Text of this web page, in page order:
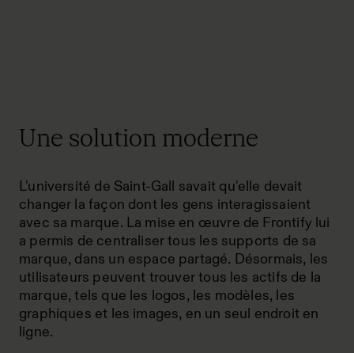
Une solution moderne
L'université de Saint-Gall savait qu'elle devait
changer la façon dont les gens interagissaient
avec sa marque. La mise en œuvre de Frontify lui
a permis de centraliser tous les supports de sa
marque, dans un espace partagé. Désormais, les
utilisateurs peuvent trouver tous les actifs de la
marque, tels que les logos, les modèles, les
graphiques et les images, en un seul endroit en
ligne.